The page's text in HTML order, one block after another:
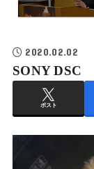
2020.02.02
SONY DSC
ポスト